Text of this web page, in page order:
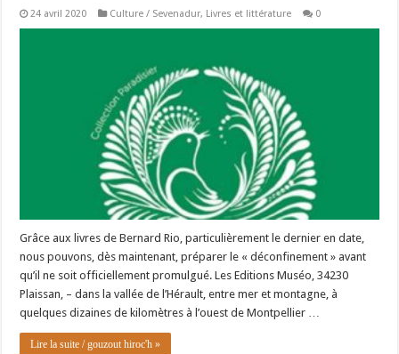
24 avril 2020 Culture / Sevenadur, Livres et littérature 0
Grâce aux livres de Bernard Rio, particulièrement le dernier en date,
nous pouvons, dès maintenant, préparer le « déconfinement » avant
qu’il ne soit officiellement promulgué. Les Editions Muséo, 34230
Plaissan, – dans la vallée de l’Hérault, entre mer et montagne, à
quelques dizaines de kilomètres à l’ouest de Montpellier …
Lire la suite / gouzout hiroc'h »